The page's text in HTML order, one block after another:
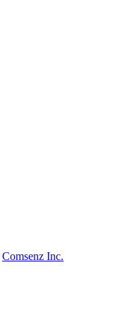
Comsenz Inc.